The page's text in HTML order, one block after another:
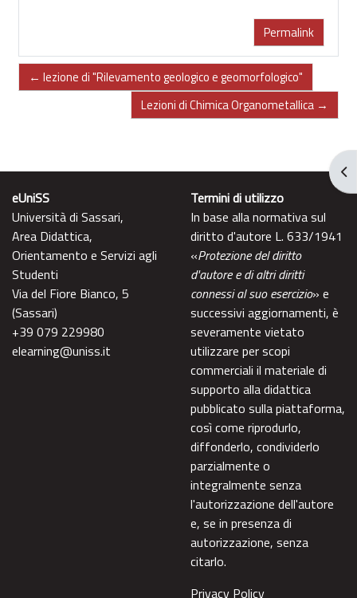
Permalink
← lezione di "Rilevamento geologico e geomorfologico"
Lezioni di Chimica Organometallica →
eUniSS
Università di Sassari,
Area Didattica,
Orientamento e Servizi agli
Studenti
Via del Fiore Bianco, 5
(Sassari)
+39 079 229980
elearning@uniss.it
Termini di utilizzo
In base alla normativa sul
diritto d'autore L. 633/1941
«Protezione del diritto
d'autore e di altri diritti
connessi al suo esercizio» e
successivi aggiornamenti, è
severamente vietato
utilizzare per scopi
commerciali il materiale di
supporto alla didattica
pubblicato sulla piattaforma,
così come riprodurlo,
diffonderlo, condividerlo
parzialmente o
integralmente senza
l'autorizzazione dell'autore
e, se in presenza di
autorizzazione, senza
citarlo.
Privacy Policy